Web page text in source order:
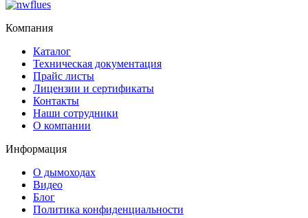
Компания
Каталог
Техническая документация
Прайс листы
Лицензии и сертификаты
Контакты
Наши сотрудники
О компании
Информация
О дымоходах
Видео
Блог
Политика конфиденциальности